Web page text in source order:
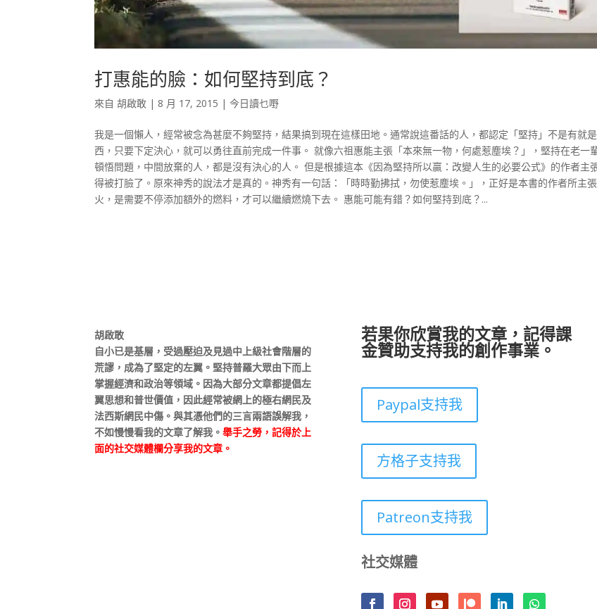
打惠能的臉：如何堅持到底？
來自胡啟敢 | 8 月 17, 2015 |今日讀乜嘢
我是一個懶人，經常被念為甚麼不夠堅持，結果搞到現在這樣田地。通常說這番話的人，都認定「堅持」不是有就
西，只要下定決心，就可以勇往直前完成一件事。 就像六祖惠能主張「本來無一物，何處惹塵埃？」，堅持在老一
頓悟問題，中間放棄的人，都是沒有決心的人。 但是根據這本《因為堅持所以贏：改變人生的必要公式》的作者主
得被打臉了。原來神秀的說法才是真的。神秀有一句話：「時時勤拂拭，勿使惹塵埃。」，正好是本書的作者所主
火，是需要不停添加額外的燃料，才可以繼續燃燒下去。 惠能可能有錯？如何堅持到底？...
胡啟敢
自小已是基層，受過壓迫及見過中上級社會階層的
荒謬，成為了堅定的左翼。堅持普羅大眾由下而上
掌握經濟和政治等領域。因為大部分文章都提倡左
翼思想和普世價值，因此經常被網上的極右網民及
法西斯網民中傷。與其憑他們的三言兩語誤解我，
不如慢慢看我的文章了解我。舉手之勞，記得於上
面的社交媒體欄分享我的文章。
若果你欣賞我的文章，記得課
金贊助支持我的創作事業。
Paypal支持我
方格子支持我
Patreon支持我
社交媒體